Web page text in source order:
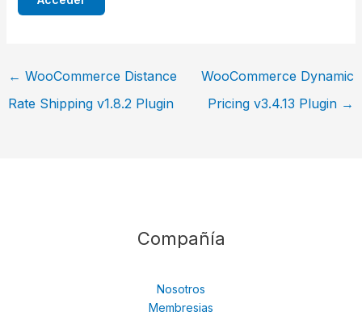
← WooCommerce Distance
Rate Shipping v1.8.2 Plugin
WooCommerce Dynamic
Pricing v3.4.13 Plugin →
Compañía
Nosotros
Membresias